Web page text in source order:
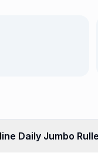
Daily Jumbo